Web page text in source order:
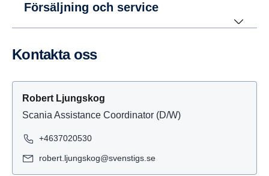
Försäljning och service
Kontakta oss
Robert Ljungskog
Scania Assistance Coordinator (D/W)
+4637020530
robert.ljungskog@svenstigs.se